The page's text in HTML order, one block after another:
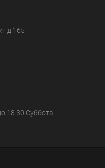
д.165
18:30 Суббота-